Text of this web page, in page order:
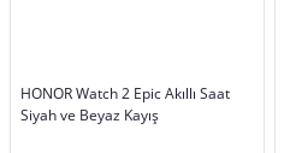
HONOR Watch 2 Epic Akıllı Saat
Siyah ve Beyaz Kayış